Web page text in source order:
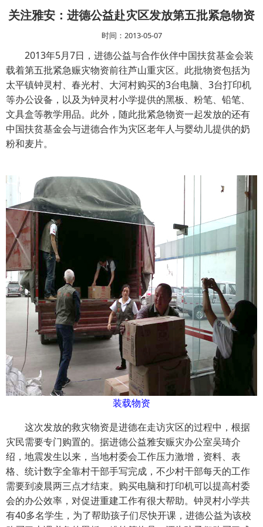
关注雅安：进德公益赴灾区发放第五批紧急物资
时间：2013-05-07
2013年5月7日，进德公益与合作伙伴中国扶贫基金会装
载着第五批紧急赈灾物资前往芦山重灾区。此批物资包括为
太平镇钟灵村、春光村、大河村购买的3台电脑、3台打印机
等办公设备，以及为钟灵村小学提供的黑板、粉笔、铅笔、
文具盒等教学用品。此外，随此批紧急物资一起发放的还有
中国扶贫基金会与进德合作为灾区老年人与婴幼儿提供的奶
粉和麦片。
装载物资
这次发放的救灾物资是进德在走访灾区的过程中，根据
灾民需要专门购置的。据进德公益雅安赈灾办公室吴琦介
绍，地震发生以来，当地村委会工作压力激增，资料、表
格、统计数字全靠村干部手写完成，不少村干部每天的工作
需要到凌晨两三点才结束。购买电脑和打印机可以提高村委
会的办公效率，对促进重建工作有很大帮助。钟灵村小学共
有40多名学生，为了帮助孩子们尽快开课，进德公益为该校